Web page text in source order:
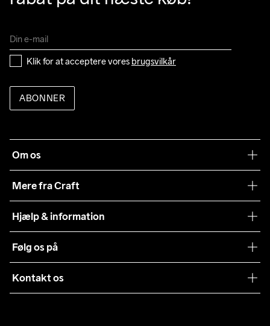
Klik for at acceptere vores brugsvilkår
ABONNER
Om os
Mere fra Craft
Samarbejder
Presse
Sustainability
Hjælp & information
Levering
Kundeservice
Følg os på
Kontakt os